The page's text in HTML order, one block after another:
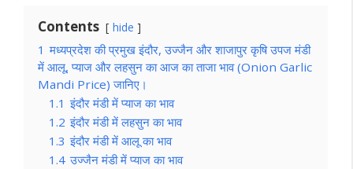
Contents hide
1 मध्यप्रदेश की प्रमुख इंदौर, उज्जैन और शाजापुर कृषि उपज मंडी
में आलू, प्याज और लहसुन का आज का ताजा भाव (Onion Garlic
Mandi Price) जानिए।
1.1 इंदौर मंडी में प्याज का भाव
1.2 इंदौर मंडी में लहसुन का भाव
1.3 इंदौर मंडी में आलू का भाव
1.4 उज्जैन मंडी में प्याज का भाव